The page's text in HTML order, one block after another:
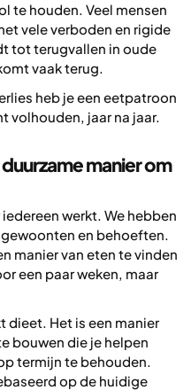
te houden. Veel mensen
vele verboden en rigide
tot terugvallen in oude
vaak terug.
heb je een eetpatroon
volhouden, jaar na jaar.
manier om
werkt. We hebben
en behoeften.
manier van eten te vinden
een paar weken, maar
dieet. Het is een manier
bouwen die je helpen
termijn te behouden.
op de huidige